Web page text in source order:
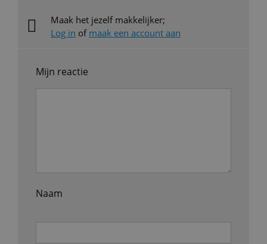
Maak het jezelf makkelijker;
Log in of maak een account aan
Mijn reactie
Naam